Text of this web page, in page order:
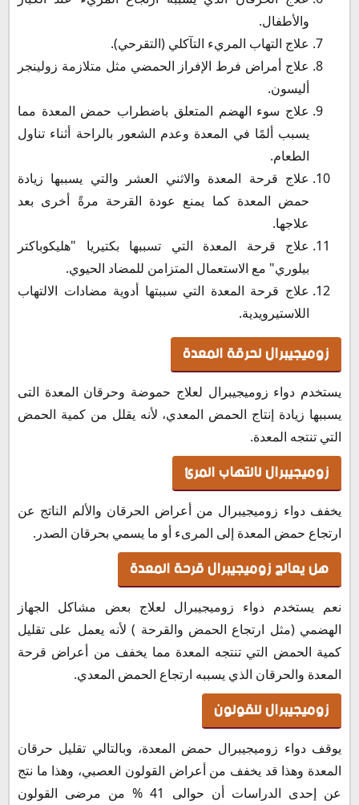
والأطفال.
علاج التهاب المريء التآكلي (التقرحي).
علاج أمراض فرط الإفراز الحمضي مثل متلازمة زولينجر
أليسون.
علاج سوء الهضم المتعلق باضطراب حمض المعدة مما
يسبب ألمًا في المعدة وعدم الشعور بالراحة أثناء تناول
الطعام.
علاج قرحة المعدة والاثني العشر والتي يسببها زيادة
حمض المعدة كما يمنع عودة القرحة مرةً أخرى بعد
علاجها.
علاج قرحة المعدة التي تسببها بكتيريا "هليكوباكتر
بيلوري" مع الاستعمال المتزامن للمضاد الحيوي.
علاج قرحة المعدة التي سببتها أدوية مضادات الالتهاب
اللاستيرويدية.
زوميجيبرال لحرقة المعدة
يستخدم دواء زوميجيبرال لعلاج حموضة وحرقان المعدة التى
يسببها زيادة إنتاج الحمض المعدي، لأنه يقلل من كمية الحمض
التي تنتجه المعدة.
زوميجيبرال لالتهاب المرئ
يخفف دواء زوميجيبرال من أعراض الحرقان والألم الناتج عن
ارتجاع حمض المعدة إلى المرىء أو ما يسمي بحرقان الصدر.
هل يعالج زوميجيبرال قرحة المعدة
نعم يستخدم دواء زوميجيبرال لعلاج بعض مشاكل الجهاز
الهضمي (مثل ارتجاع الحمض والقرحة ) لأنه يعمل على تقليل
كمية الحمض التي تنتجه المعدة مما يخفف من أعراض قرحة
المعدة والحرقان الذي يسببه ارتجاع الحمض المعدي.
زوميجيبرال للقولون
يوقف دواء زوميجيبرال حمض المعدة، وبالتالي تقليل حرقان
المعدة وهذا قد يخفف من أعراض القولون العصبي، وهذا ما نتج
عن إحدى الدراسات أن حوالى 41 % من مرضى القولون